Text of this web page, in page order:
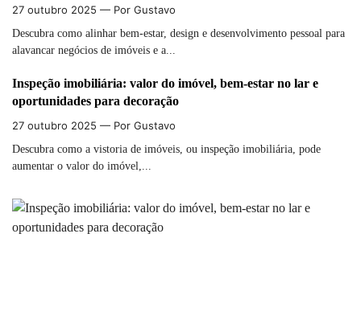
27 outubro 2025 — Por Gustavo
Descubra como alinhar bem-estar, design e desenvolvimento pessoal para
alavancar negócios de imóveis e a...
Inspeção imobiliária: valor do imóvel, bem-estar no lar e
oportunidades para decoração
27 outubro 2025 — Por Gustavo
Descubra como a vistoria de imóveis, ou inspeção imobiliária, pode
aumentar o valor do imóvel,...